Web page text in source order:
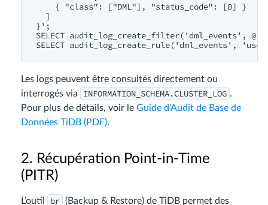
    { "class": ["DML"], "status_code": [0] }
  ]
}';
SELECT audit_log_create_filter('dml_events',
Les logs peuvent être consultés directement ou
interrogés via
INFORMATION_SCHEMA.CLUSTER_LOG .
Pour plus de détails, voir le Guide d’Audit de Base de
Données TiDB (PDF).
2. Récupération Point-in-Time
(PITR)
L’outil br (Backup & Restore) de TiDB permet des